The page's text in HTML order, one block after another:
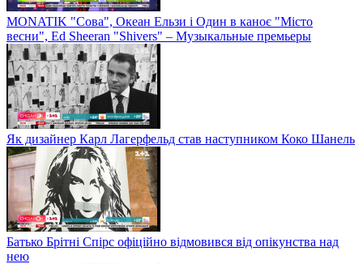
MONATIK "Сова", Океан Ельзи і Один в каноє "Місто
весни", Ed Sheeran "Shivers" – Музыкальные премьеры
Як дизайнер Карл Лагерфельд став наступником Коко Шанель
Батько Брітні Спірс офіційно відмовився від опікунства над
нею